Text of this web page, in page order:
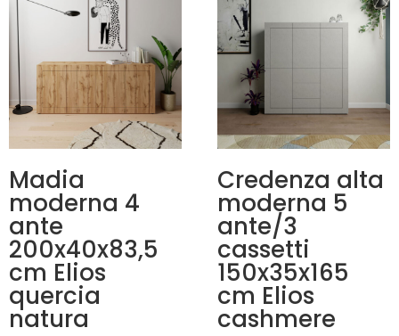
Madia
moderna 4
ante
200x40x83,5
cm Elios
quercia
natura
Credenza alta
moderna 5
ante/3
cassetti
150x35x165
cm Elios
cashmere